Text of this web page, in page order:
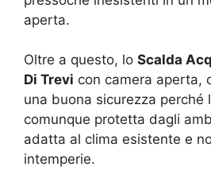
aperta.
Oltre a questo, lo Scalda
Di Trevi con camera aperta,
una buona sicurezza perché
comunque protetta dagli
adatta al clima esistente e
intemperie.